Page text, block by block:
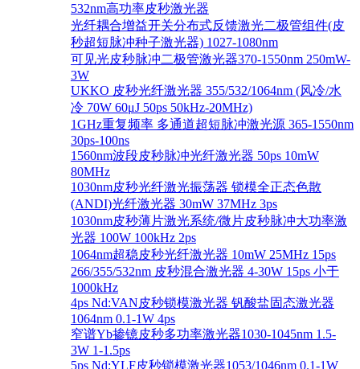
532nm高功率皮秒激光器
光纤耦合增益开关分布式反馈激光二极管组件(皮
秒超短脉冲种子激光器) 1027-1080nm
可见光皮秒脉冲二极管激光器370-1550nm 250mW-
3W
UKKO 皮秒光纤激光器 355/532/1064nm (风冷/水
冷 70W 60μJ 50ps 50kHz-20MHz)
1GHz重复频率 多通道超短脉冲激光源 365-1550nm
30ps-100ns
1560nm波段皮秒脉冲光纤激光器 50ps 10mW
80MHz
1030nm皮秒光纤激光振荡器 锁模全正态色散
(ANDI)光纤激光器 30mW 37MHz 3ps
1030nm皮秒薄片激光系统/微片皮秒脉冲大功率激
光器 100W 100kHz 2ps
1064nm超稳皮秒光纤激光器 10mW 25MHz 15ps
266/355/532nm 皮秒混合激光器 4-30W 15ps 小于
1000kHz
4ps Nd:VAN皮秒锁模激光器 钒酸盐固态激光器
1064nm 0.1-1W 4ps
窄谱Yb掺镱皮秒多功率激光器1030-1045nm 1.5-
3W 1-1.5ps
5ps Nd:YLF皮秒锁模激光器1053/1046nm 0.1-1W